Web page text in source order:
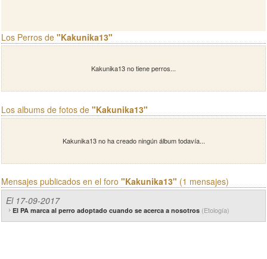
Los Perros de "Kakunika13"
Kakunika13 no tiene perros...
Los albums de fotos de "Kakunika13"
Kakunika13 no ha creado ningún álbum todavía...
Mensajes publicados en el foro "Kakunika13" (1 mensajes)
El 17-09-2017
El PA marca al perro adoptado cuando se acerca a nosotros (Etología)